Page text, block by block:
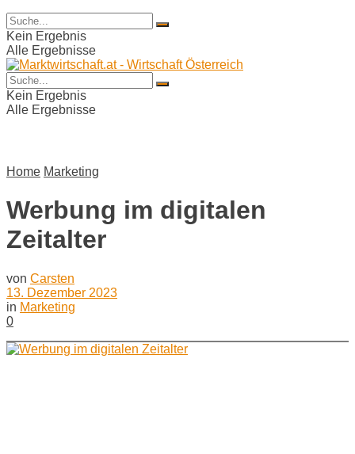
Kein Ergebnis
Alle Ergebnisse
Kein Ergebnis
Alle Ergebnisse
Home Marketing
Werbung im digitalen
Zeitalter
von Carsten
13. Dezember 2023
in Marketing
0